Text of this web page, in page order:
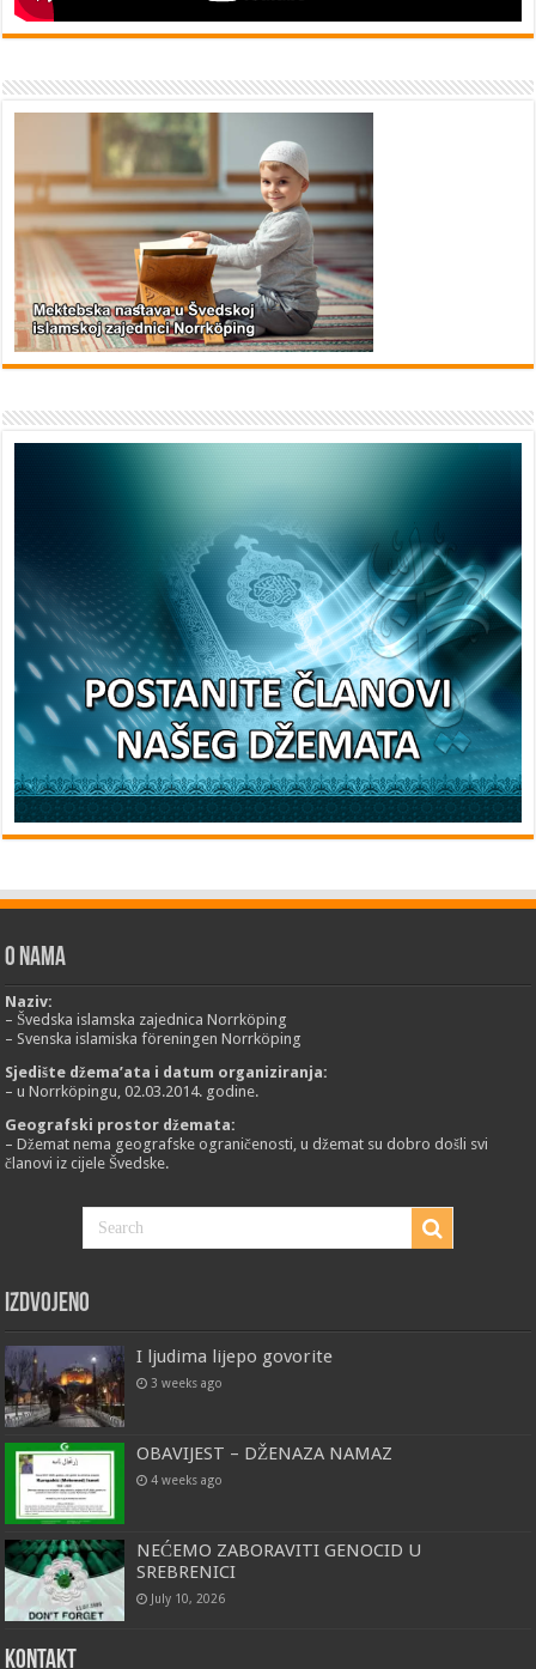
O nama
Naziv:
– Švedska islamska zajednica Norrköping
– Svenska islamiska föreningen Norrköping
Sjedište džema’ata i datum organiziranja:
– u Norrköpingu, 02.03.2014. godine.
Geografski prostor džemata:
– Džemat nema geografske ograničenosti, u džemat su dobro došli svi
članovi iz cijele Švedske.
Izdvojeno
I ljudima lijepo govorite
3 weeks ago
OBAVIJEST – DŽENAZA NAMAZ
4 weeks ago
NEĆEMO ZABORAVITI GENOCID U
SREBRENICI
July 10, 2026
Kontakt